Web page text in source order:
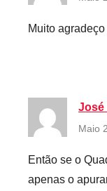
Muito
José
Maio
Então se o
apenas o